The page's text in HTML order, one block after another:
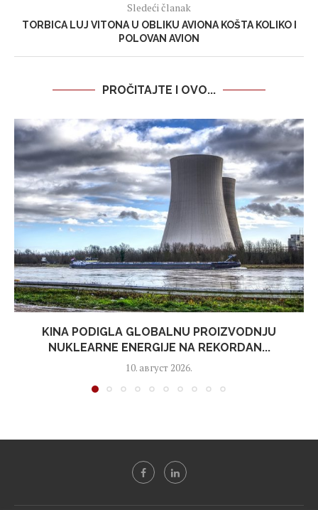
Sledeći članak
TORBICA LUJ VITONA U OBLIKU AVIONA KOŠTA KOLIKO I
POLOVAN AVION
PROČITAJTE I OVO...
KINA PODIGLA GLOBALNU PROIZVODNJU
NUKLEARNE ENERGIJE NA REKORDAN...
10. август 2026.